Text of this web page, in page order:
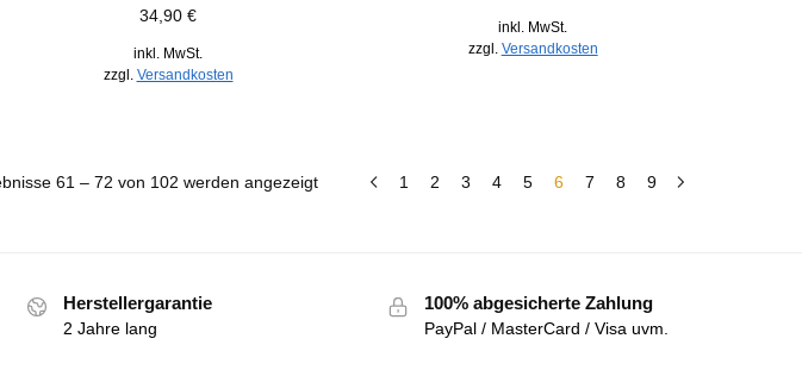
34,90 €
inkl. MwSt.
zzgl. Versandkosten
inkl. MwSt.
zzgl. Versandkosten
61 – 72 von 102 werden angezeigt 1 2 3 4 5 6 7 8 9
Herstellergarantie
2 Jahre lang
100% abgesicherte Zahlung
PayPal / MasterCard / Visa uvm.